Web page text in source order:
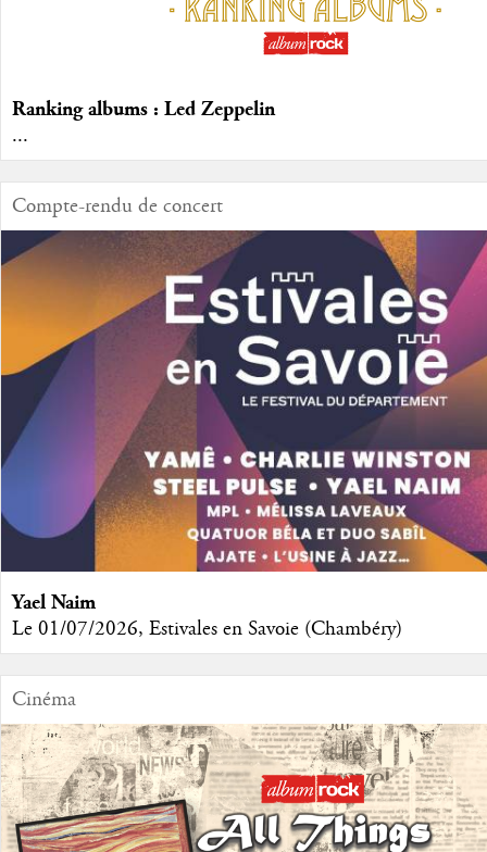
Ranking albums : Led Zeppelin
...
Compte-rendu de concert
Yael Naim
Le 01/07/2026, Estivales en Savoie (Chambéry)
Cinéma